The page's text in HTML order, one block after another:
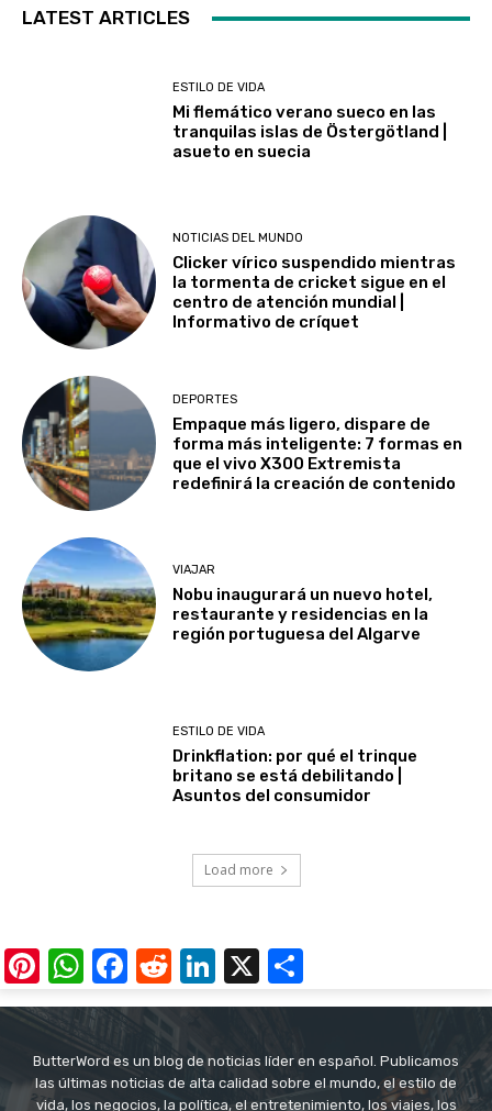
LATEST ARTICLES
ESTILO DE VIDA
Mi flemático verano sueco en las
tranquilas islas de Östergötland |
asueto en suecia
NOTICIAS DEL MUNDO
Clicker vírico suspendido mientras
la tormenta de cricket sigue en el
centro de atención mundial |
Informativo de críquet
DEPORTES
Empaque más ligero, dispare de
forma más inteligente: 7 formas en
que el vivo X300 Extremista
redefinirá la creación de contenido
VIAJAR
Nobu inaugurará un nuevo hotel,
restaurante y residencias en la
región portuguesa del Algarve
ESTILO DE VIDA
Drinkflation: por qué el trinque
britano se está debilitando |
Asuntos del consumidor
Load more
Pinterest
WhatsApp
Facebook
RedditLinkedIn
X
ButterWord es un blog de noticias líder en español. Publicamos
las últimas noticias de alta calidad sobre el mundo, el estilo de
vida, los negocios, la política, el entretenimiento, los viajes, los